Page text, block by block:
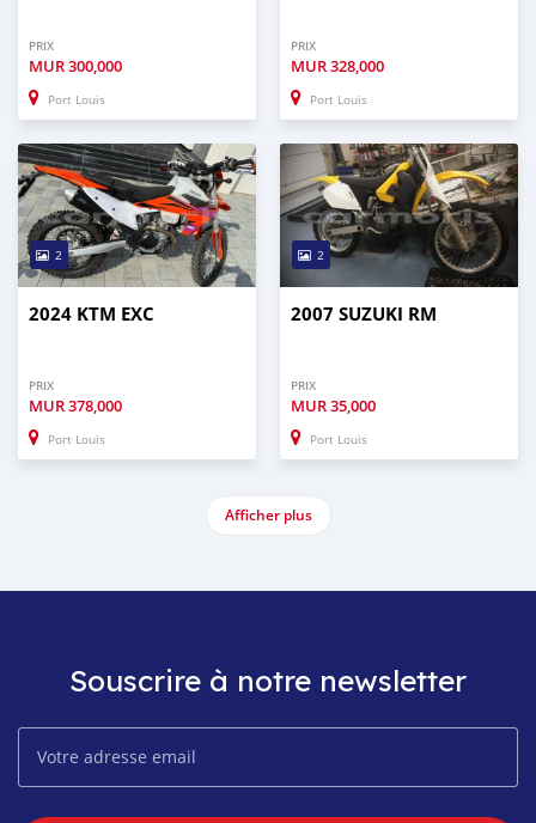
PRIX
MUR300,000
Port Louis
PRIX
MUR328,000
Port Louis
2
2024 KTM EXC
PRIX
MUR378,000
Port Louis
2
2007 SUZUKI RM
PRIX
MUR35,000
Port Louis
Afficher plus
Souscrire à notre newsletter